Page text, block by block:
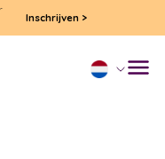
Inschrijven >